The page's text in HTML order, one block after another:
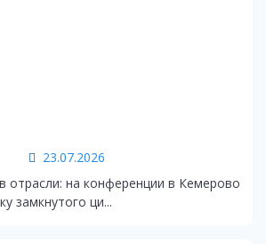
23.07.2026
отрасли: на конференции в Кемерово
замкнутого ци...